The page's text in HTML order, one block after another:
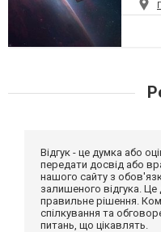
Відгук - це думка або
передати досвід або
нашого сайту з
залишеного відгука.
правильне рішення.
спілкування та
питань, що цікавлять.